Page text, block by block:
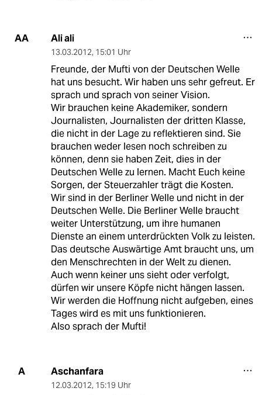
AA Ali ali
13.03.2012, 15:01 Uhr
Freunde, der Mufti von der Deutschen Welle
hat uns besucht. Wir haben uns sehr gefreut. Er
sprach und sprach von seiner Vision.
Wir brauchen keine Akademiker, sondern
Journalisten, Journalisten der dritten Klasse,
die nicht in der Lage zu reflektieren sind. Sie
brauchen weder lesen noch schreiben zu
können, denn sie haben Zeit, dies in der
Deutschen Welle zu lernen. Macht Euch keine
Sorgen, der Steuerzahler trägt die Kosten.
Wir sind in der Berliner Welle und nicht in der
Deutschen Welle. Die Berliner Welle braucht
weiter Unterstützung, um ihre humanen
Dienste an einem unterdrückten Volk zu leisten.
Das deutsche Auswärtige Amt braucht uns, um
den Menschrechten in der Welt zu dienen.
Auch wenn keiner uns sieht oder verfolgt,
dürfen wir unsere Köpfe nicht hängen lassen.
Wir werden die Hoffnung nicht aufgeben, eines
Tages wird es mit uns funktionieren.
Also sprach der Mufti!
A Aschanfara
12.03.2012, 15:19 Uhr